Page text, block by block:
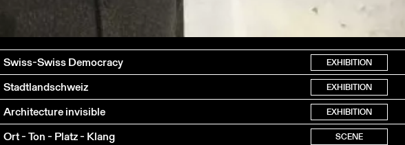
Swiss-Swiss Democracy EXHIBITION
Stadtlandschweiz EXHIBITION
Architecture invisible EXHIBITION
Ort - Ton - Platz - Klang SCENE